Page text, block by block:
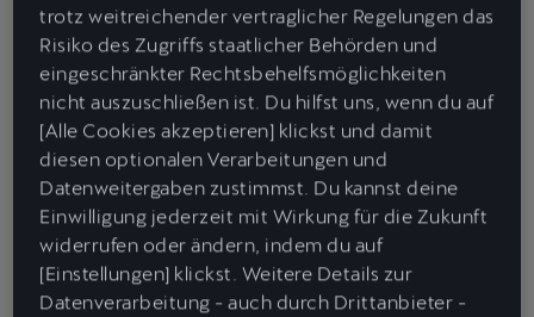
MUSIC. IS UNSTOPPABLE.
Musik inspiriert.
Ist Meinung. Gefühl. Ausdruck des Zeitgeists. Ein transformatives
Medium. Das neue Verknüpfungen der Synapsen herstellt. Wir.
Feiern diese Vielfalt der Musik. Über alle Grenzen und Genres
hinweg. Am 21. Juni, dem Tag der Musik. Wurde dieCUPRA City
Garage Berlin im Rahmen des TEDxBerlin Salons zur Bühne. Für
Vorträge. Die motivieren. Und Speaker, die die Herausforderung
zelebrieren. Wie wir. Unter anderem Laura Wesseldijk vom Max-
Plank-Institut, Music Producer Henrik Schwarz und
trotz weitreichender vertraglicher Regelungen das
Risiko des Zugriffs staatlicher Behörden und
eingeschränkter Rechtsbehelfsmöglichkeiten
nicht auszuschließen ist. Du hilfst uns, wenn du auf
[Alle Cookies akzeptieren] klickst und damit
diesen optionalen Verarbeitungen und
Datenweitergaben zustimmst. Du kannst deine
Einwilligung jederzeit mit Wirkung für die Zukunft
widerrufen oder ändern, indem du auf
[Einstellungen] klickst. Weitere Details zur
Datenverarbeitung - auch durch Drittanbieter -